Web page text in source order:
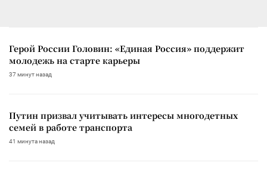
Герой России Головин: «Единая Россия» поддержит
молодежь на старте карьеры
37 минут назад
Путин призвал учитывать интересы многодетных
семей в работе транспорта
41 минута назад